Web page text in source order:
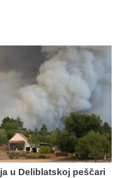
u Deliblatskoj peščari